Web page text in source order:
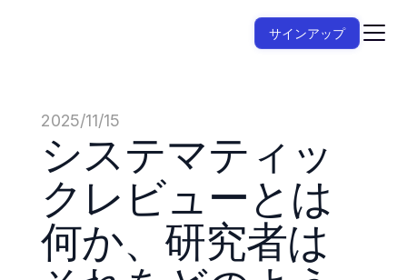
2025/11/15
システマティッ
クレビューとは
何か、研究者は
サインアップ